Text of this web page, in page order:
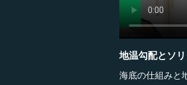
地温勾配とソ
海底の仕組みと